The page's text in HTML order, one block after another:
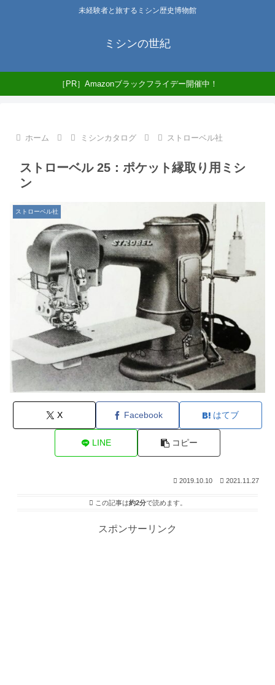
未経験者と旅するミシン歴史博物館
ミシンの世紀
［PR］Amazonブラックフライデー開催中！
ホーム ミシンカタログ ストローベル社
ストローベル 25：ポケット縁取り用ミシ
ン
ストローベル社
X Facebook はてブ
LINE コピー
2019.10.10 2021.11.27
この記事は約2分で読めます。
スポンサーリンク